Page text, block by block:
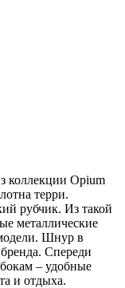
коллекции Opium
терри.
рубчик. Из такой
металлические
Шнур в
Спереди
– удобные
и отдыха.